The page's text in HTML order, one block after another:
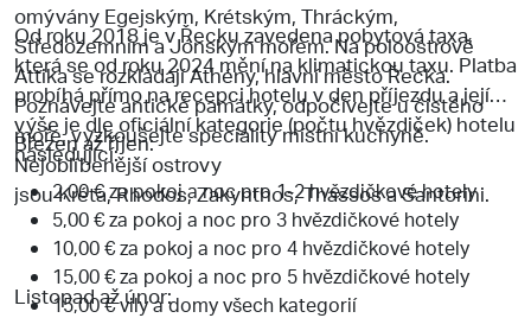
omývány Egejským, Krétským, Thráckým,
Středozemním a Jónským mořem. Na poloostrově
Attikase rozkládají Athény, hlavní město Řecka.
Poznávejte antické památky, odpočívejte u čistého
moře, vyzkoušejte speciality místní kuchyně.
Nejoblíbenější ostrovy
jsou Kréta, Rhodos, Zakynthos, Thassos a Santorini.
Od roku 2018 je v Řecku zavedena pobytová taxa,
která se od roku 2024 mění na klimatickou taxu. Platba
probíhá přímo na recepci hotelu v den příjezdu a její
výše je dle oficiální kategorie (počtu hvězdiček) hotelu
následující:
Březen až říjen:
2,00 € za pokoj a noc pro 1-2 hvězdičkové hotely
5,00 € za pokoj a noc pro 3 hvězdičkové hotely
10,00 € za pokoj a noc pro 4 hvězdičkové hotely
15,00 € za pokoj a noc pro 5 hvězdičkové hotely
15,00 € vily a domy všech kategorií
Listopad až únor: